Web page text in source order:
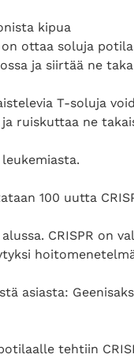
kipua
on ottaa soluja
ja siirtää ne
T-soluja
ruiskuttaa ne
100 uutta
CRISPR on
asiasta:
tehtiin